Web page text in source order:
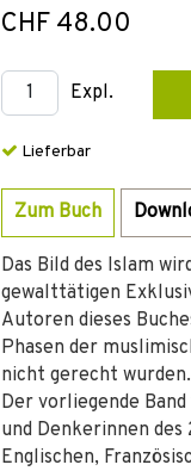
CHF 48.00
Expl.
Lieferbar
Zum Buch
Das Bild des Islam
gewalttätigen
Autoren dieses
Phasen der
nicht gerecht wurden.
Der vorliegende
und Denkerinnen
Englischen,